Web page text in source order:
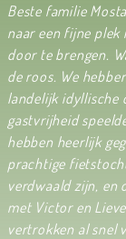
Beste familie
naar een fijne
door te brengen.
de roos. We
landelijk idyllische
gastvrijheid
hebben heerlijk
prachtige
verdwaald zijn, en
met Victor en
vertrokken al snel